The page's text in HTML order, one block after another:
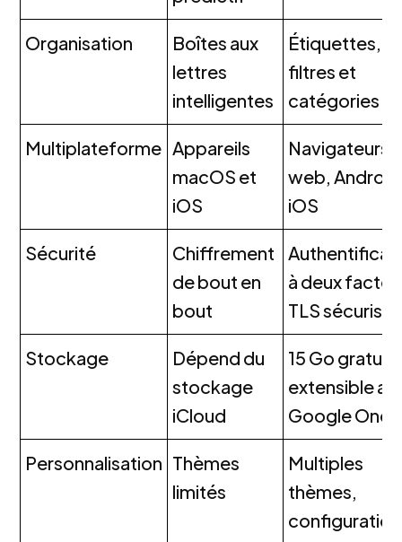
Organisation
Boîtes aux
lettres
intelligentes
Étiquettes,
filtres et
catégories
Multiplateforme Appareils
macOS et
iOS
Navigateurs
web,
iOS
Sécurité
Chiffrement
de bout en
bout
à deux
TLS sécurisé
Stockage
Dépend du
stockage
iCloud
15 Go
extensible
Google One
Personnalisation Thèmes
limités
Multiples
thèmes,